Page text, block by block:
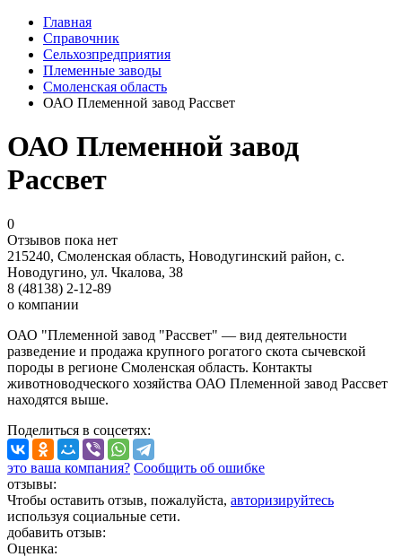
Главная
Справочник
Сельхозпредприятия
Племенные заводы
Смоленская область
ОАО Племенной завод Рассвет
ОАО Племенной завод
Рассвет
0
Отзывов пока нет
215240, Смоленская область, Новодугинский район, с.
Новодугино, ул. Чкалова, 38
8 (48138) 2-12-89
о компании
ОАО "Племенной завод "Рассвет" — вид деятельности
разведение и продажа крупного рогатого скота сычевской
породы в регионе Смоленская область. Контакты
животноводческого хозяйства ОАО Племенной завод Рассвет
находятся выше.
Поделиться в соцсетях:
это ваша компания? Сообщить об ошибке
отзывы:
Чтобы оставить отзыв, пожалуйста, авторизируйтесь
используя социальные сети.
добавить отзыв:
Оценка: